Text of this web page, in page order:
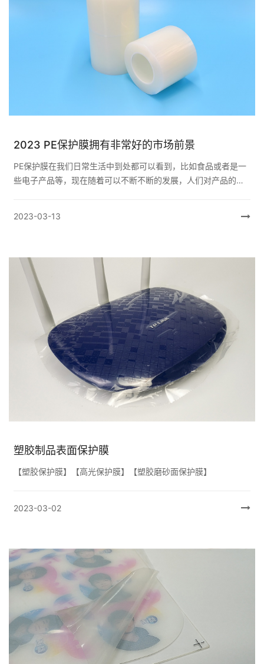
2023 PE保护膜拥有非常好的市场前景
PE保护膜在我们日常生活中到处都可以看到，比如食品或者是一
些电子产品等，现在随着可以不断不断的发展，人们对产品的要
2023-03-13
塑胶制品表面保护膜
【塑胶保护膜】【高光保护膜】【塑胶磨砂面保护膜】
2023-03-02